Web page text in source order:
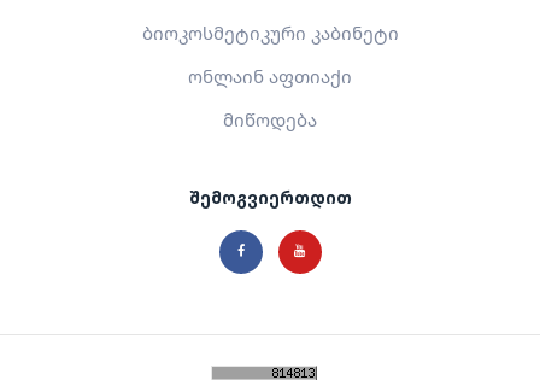
ბიოკოსმეტიკური კაბინეტი
ონლაინ აფთიაქი
მიწოდება
შემოგვიერთდით